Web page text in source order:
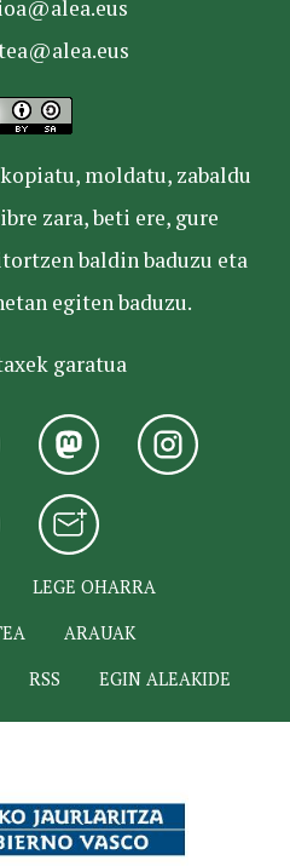
moldatu, zabaldu
zara, beti ere, gure
baldin baduzu eta
egiten baduzu.
garatua
LEGE OHARRA
ARAUAK
RSS EGIN ALEAKIDE